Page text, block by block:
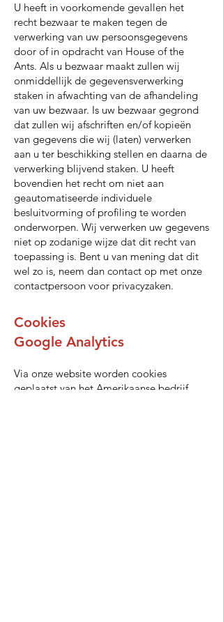
U heeft in voorkomende gevallen het
recht bezwaar te maken tegen de
verwerking van uw persoonsgegevens
door of in opdracht van House of the
Ants. Als u bezwaar maakt zullen wij
onmiddellijk de gegevensverwerking
staken in afwachting van de afhandeling
van uw bezwaar. Is uw bezwaar gegrond
dat zullen wij afschriften en/of kopieën
van gegevens die wij (laten) verwerken
aan u ter beschikking stellen en daarna de
verwerking blijvend staken. U heeft
bovendien het recht om niet aan
geautomatiseerde individuele
besluitvorming of profiling te worden
onderworpen. Wij verwerken uw gegevens
niet op zodanige wijze dat dit recht van
toepassing is. Bent u van mening dat dit
wel zo is, neem dan contact op met onze
contactpersoon voor privacyzaken.
Cookies
Google Analytics
Via onze website worden cookies
geplaatst van het Amerikaanse bedrijf